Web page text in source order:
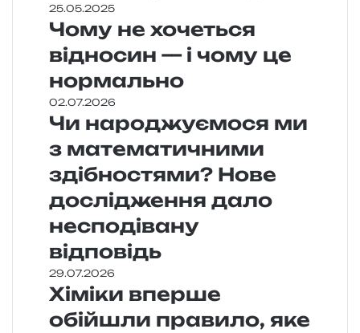
25.05.2025
Чому не хочеться
відносин — і чому це
нормально
02.07.2026
Чи народжуємося ми
з математичними
здібностями? Нове
дослідження дало
несподівану
відповідь
29.07.2026
Хіміки вперше
обійшли правило, яке